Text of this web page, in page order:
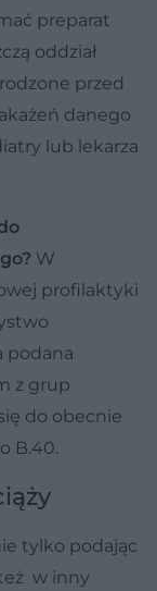
preparat
oddział
przed
danego
lub lekarza
W
profilaktyki
podana
z grup
do obecnie
B.40.
tylko podając
w inny